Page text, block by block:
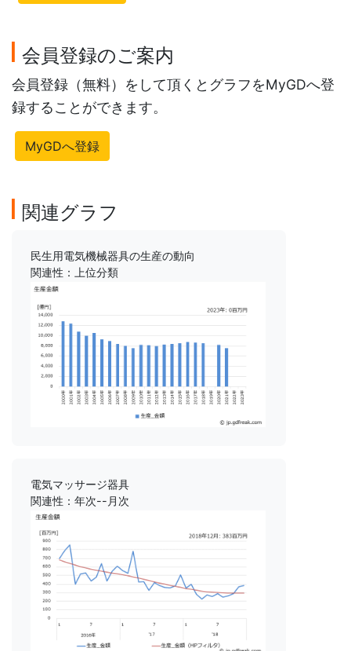
会員登録のご案内
会員登録（無料）をして頂くとグラフをMyGDへ登
録することができます。
MyGDへ登録
関連グラフ
民生用電気機械器具の生産の動向
関連性：上位分類
電気マッサージ器具
関連性：年次--月次